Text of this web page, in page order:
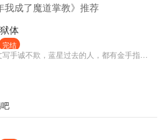
我成了魔道掌教》推荐
体
完结
写手诚不欺，蓝星过去的人，都有金手指…